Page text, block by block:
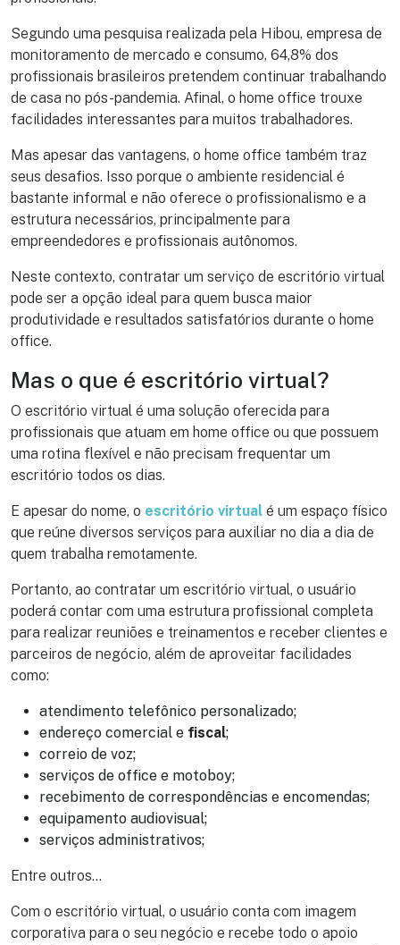
Segundo uma pesquisa realizada pela Hibou, empresa de
monitoramento de mercado e consumo, 64,8% dos
profissionais brasileiros pretendem continuar trabalhando
de casa no pós-pandemia. Afinal, o home office trouxe
facilidades interessantes para muitos trabalhadores.
Mas apesar das vantagens, o home office também traz
seus desafios. Isso porque o ambiente residencial é
bastante informal e não oferece o profissionalismo e a
estrutura necessários, principalmente para
empreendedores e profissionais autônomos.
Neste contexto, contratar um serviço de escritório virtual
pode ser a opção ideal para quem busca maior
produtividade e resultados satisfatórios durante o home
office.
Mas o que é escritório virtual?
O escritório virtual é uma solução oferecida para
profissionais que atuam em home office ou que possuem
uma rotina flexível e não precisam frequentar um
escritório todos os dias.
E apesar do nome, o escritório virtual é um espaço físico
que reúne diversos serviços para auxiliar no dia a dia de
quem trabalha remotamente.
Portanto, ao contratar um escritório virtual, o usuário
poderá contar com uma estrutura profissional completa
para realizar reuniões e treinamentos e receber clientes e
parceiros de negócio, além de aproveitar facilidades
como:
atendimento telefônico personalizado;
endereço comercial e fiscal;
correio de voz;
serviços de office e motoboy;
recebimento de correspondências e encomendas;
equipamento audiovisual;
serviços administrativos;
Entre outros…
Com o escritório virtual, o usuário conta com imagem
corporativa para o seu negócio e recebe todo o apoio